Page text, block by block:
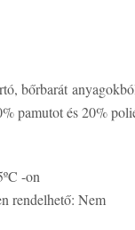
bőrbarát
pamutot és 20%
-on
rendelhető: Nem